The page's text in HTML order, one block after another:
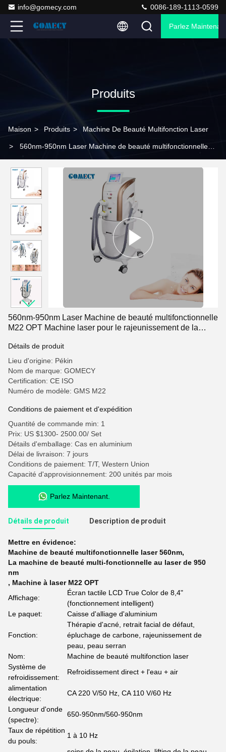
info@gomecy.com 0086-189-1113-0599
Parlez
Produits
Maison > Produits > Machine De Beauté Multifonction Laser
> 560nm-950nm Laser Machine de beauté multifonctionnelle
560nm-950nm Laser Machine de beauté multifonctionnelle
M22 OPT Machine laser pour le rajeunissement de la
Détails de produit
Lieu d'origine: Pékin
Nom de marque: GOMECY
Certification: CE ISO
Numéro de modèle: GMS M22
Conditions de paiement et d'expédition
Quantité de commande min: 1
Prix: US $1300- 2500.00/ Set
Détails d'emballage: Cas en aluminium
Délai de livraison: 7 jours
Conditions de paiement: T/T, Western Union
Capacité d'approvisionnement: 200 unités par mois
Parlez Maintenant.
Détails de produit Description de produit
Mettre en évidence:
Machine de beauté multifonctionnelle laser 560nm,
La machine de beauté multi-fonctionnelle au laser de 950
nm
, Machine à laser M22 OPT
Affichage:
Écran tactile LCD True Color de 8,4"
(fonctionnement intelligent)
Le paquet:
Caisse d'alliage d'aluminium
Fonction:
Thérapie d'acné, retrait facial de défaut,
épluchage de carbone, rajeunissement de
peau, peau serran
Nom:
Machine de beauté multifonction laser
Système de
refroidissement:
Refroidissement direct + l'eau + air
alimentation
électrique:
CA 220 V/50 Hz, CA 110 V/60 Hz
Longueur d'onde
(spectre):
650-950nm/560-950nm
Taux de répétition
du pouls:
1 à 10 Hz